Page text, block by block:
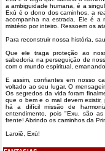
a ambiguidade humana, é a
Exú é o dono dos caminhos, a
acompanha na estrada. Ele é a
mistério por inteiro. Ressoem os
Para reconstruir nossa história,
Que ele traga proteção ao
sabedoria na perseguição de
com o mundo espiritual,
E assim, confiantes em nosso
voltado ao seu lugar. O
Os segredos da vida foram
que o bem e o mal devem
há a difícil missão de
entendimento, pois "Exu, são
frente! Abrindo os caminhos da
Laroiê, Exú!